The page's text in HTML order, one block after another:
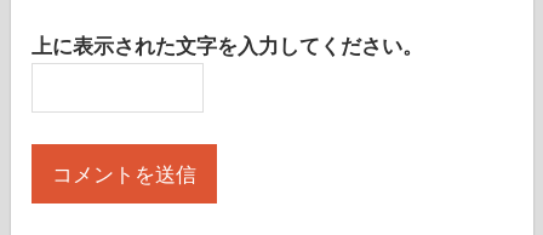
上に表示された文字を入力してください。